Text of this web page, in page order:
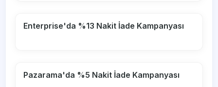
Enterprise'da %13 Nakit İade Kampanyası
Pazarama'da %5 Nakit İade Kampanyası